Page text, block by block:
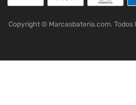
Copyright © Marcasbateria.com. Todos